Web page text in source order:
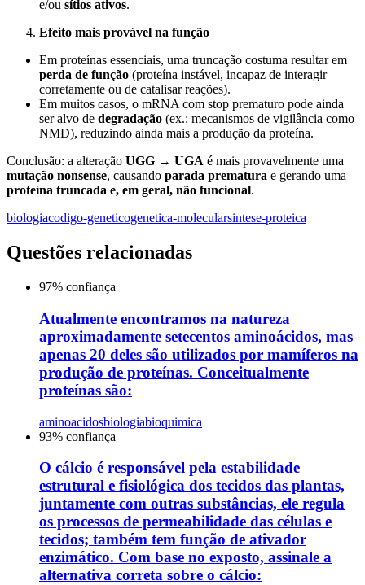
e/ou sítios ativos.
Efeito mais provável na função
Em proteínas essenciais, uma truncação costuma resultar em
perda de função (proteína instável, incapaz de interagir
corretamente ou de catalisar reações).
Em muitos casos, o mRNA com stop prematuro pode ainda
ser alvo de degradação (ex.: mecanismos de vigilância como
NMD), reduzindo ainda mais a produção da proteína.
Conclusão: a alteração UGG → UGA é mais provavelmente uma
mutação nonsense, causando parada prematura e gerando uma
proteína truncada e, em geral, não funcional.
biologiacodigo-geneticogenetica-molecularsintese-proteica
Questões relacionadas
97% confiança
Atualmente encontramos na natureza
aproximadamente setecentos aminoácidos, mas
apenas 20 deles são utilizados por mamíferos na
produção de proteínas. Conceitualmente
proteínas são:
aminoacidosbiologiabioquimica
93% confiança
O cálcio é responsável pela estabilidade
estrutural e fisiológica dos tecidos das plantas,
juntamente com outras substâncias, ele regula
os processos de permeabilidade das células e
tecidos; também tem função de ativador
enzimático. Com base no exposto, assinale a
alternativa correta sobre o cálcio: